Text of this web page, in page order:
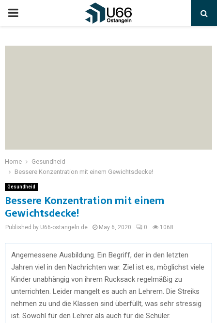
Home
Gesundheid
Bessere Konzentration mit einem Gewichtsdecke!
Gesundheid
Bessere Konzentration mit einem
Gewichtsdecke!
Published by U66-ostangeln.de May 6, 2020 0 1068
Angemessene Ausbildung. Ein Begriff, der in den letzten
Jahren viel in den Nachrichten war. Ziel ist es, möglichst viele
Kinder unabhängig von ihrem Rucksack regelmäßig zu
unterrichten. Leider mangelt es auch an Lehrern. Die Streiks
nehmen zu und die Klassen sind überfüllt, was sehr stressig
ist. Sowohl für den Lehrer als auch für die Schüler.